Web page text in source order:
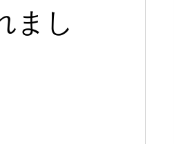
る 足のトラブル解決
まし